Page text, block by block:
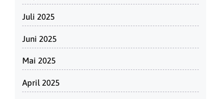
Juli 2025
Juni 2025
Mai 2025
April 2025